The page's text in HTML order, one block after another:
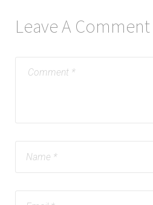
Leave A Comment